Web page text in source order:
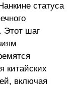
статуса
Этот шаг
китайских
включая